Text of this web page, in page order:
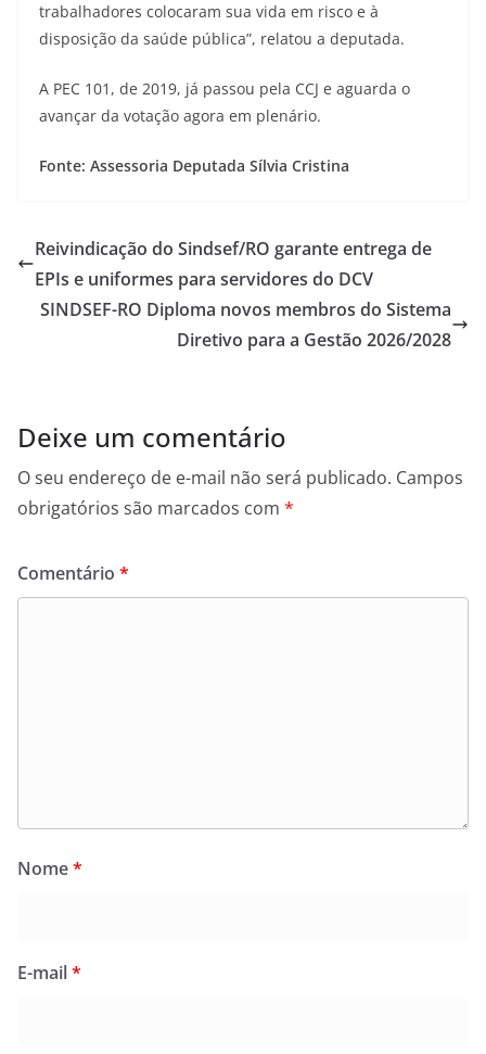
trabalhadores colocaram sua vida em risco e à
disposição da saúde pública”, relatou a deputada.
A PEC 101, de 2019, já passou pela CCJ e aguarda o
avançar da votação agora em plenário.
Fonte: Assessoria Deputada Sílvia Cristina
Reivindicação do Sindsef/RO garante entrega de
EPIs e uniformes para servidores do DCV
SINDSEF-RO Diploma novos membros do Sistema
Diretivo para a Gestão 2026/2028
Deixe um comentário
O seu endereço de e-mail não será publicado. Campos
obrigatórios são marcados com *
Comentário *
Nome*
E-mail*